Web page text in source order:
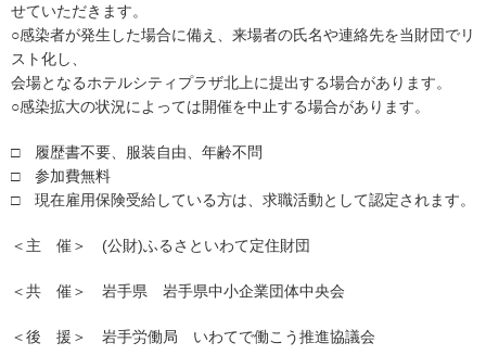
せていただきます。
○感染者が発生した場合に備え、来場者の氏名や連絡先を当財団でリ
スト化し、
会場となるホテルシティプラザ北上に提出する場合があります。
○感染拡大の状況によっては開催を中止する場合があります。
□ 履歴書不要、服装自由、年齢不問
□ 参加費無料
□ 現在雇用保険受給している方は、求職活動として認定されます。
＜主 催＞ (公財)ふるさといわて定住財団
＜共 催＞ 岩手県 岩手県中小企業団体中央会
＜後 援＞ 岩手労働局 いわてで働こう推進協議会